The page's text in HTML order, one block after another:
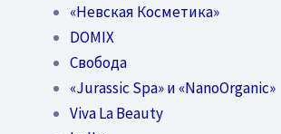
«Невская Косметика»
DOMIX
Свобода
«Jurassic Spa» и «NanoOrganic»
Viva La Beauty